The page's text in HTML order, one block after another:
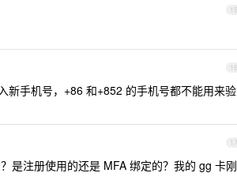
15
16
新手机号，+86 和+852 的手机号都不能用来验
17
是注册使用的还是 MFA 绑定的？我的 gg 卡刚